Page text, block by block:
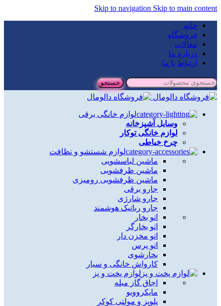
Skip to navigation Skip to main content
خانه
فروشگاه
مقالات
درباره ما
ارتباط با ما
جستجو
لوازم خانگی برقی
وسایل آشپزخانه
لوازم خانگی توکار
چرخ خیاطی
لوازم شستشو و نظافت
ماشین لباسشویی
ماشین ظرفشویی
ماشین ظرفشویی رومیزی
جارو برقی
جارو شارژی
جارو رباتیک هوشمند
اتو بخار
اتو بخارگر
اتو مخزن دار
اتو پرس
بخارشوی
کارواش خانگی و سیار
لوازم پخت و پز
اجاق گاز مبله
مایکروویو
پلوپز و مولتی کوکر